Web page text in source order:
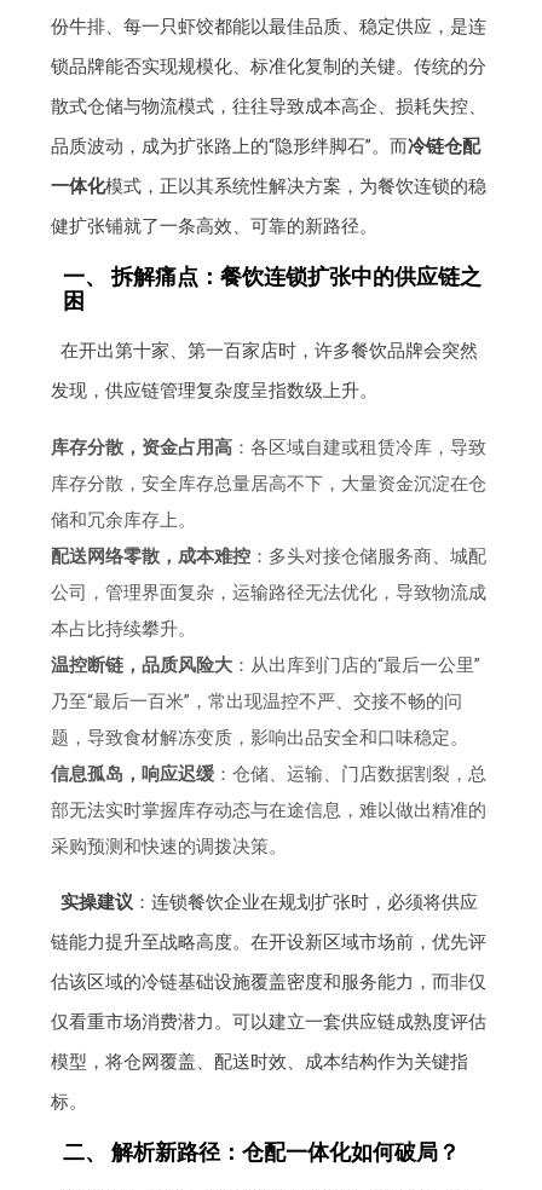
份牛排、每一只虾饺都能以最佳品质、稳定供应，是连
锁品牌能否实现规模化、标准化复制的关键。传统的分
散式仓储与物流模式，往往导致成本高企、损耗失控、
品质波动，成为扩张路上的“隐形绊脚石”。而冷链仓配
一体化模式，正以其系统性解决方案，为餐饮连锁的稳
健扩张铺就了一条高效、可靠的新路径。
一、 拆解痛点：餐饮连锁扩张中的供应链之
困
在开出第十家、第一百家店时，许多餐饮品牌会突然
发现，供应链管理复杂度呈指数级上升。
库存分散，资金占用高 ：各区域自建或租赁冷库，导致
库存分散，安全库存总量居高不下，大量资金沉淀在仓
储和冗余库存上。
配送网络零散，成本难控 ：多头对接仓储服务商、城配
公司，管理界面复杂，运输路径无法优化，导致物流成
本占比持续攀升。
温控断链，品质风险大 ：从出库到门店的“最后一公里”
乃至“最后一百米”，常出现温控不严、交接不畅的问
题，导致食材解冻变质，影响出品安全和口味稳定。
信息孤岛，响应迟缓 ：仓储、运输、门店数据割裂，总
部无法实时掌握库存动态与在途信息，难以做出精准的
采购预测和快速的调拨决策。
实操建议 ：连锁餐饮企业在规划扩张时，必须将供应
链能力提升至战略高度。在开设新区域市场前，优先评
估该区域的冷链基础设施覆盖密度和服务能力，而非仅
仅看重市场消费潜力。可以建立一套供应链成熟度评估
模型，将仓网覆盖、配送时效、成本结构作为关键指
标。
二、 解析新路径：仓配一体化如何破局？